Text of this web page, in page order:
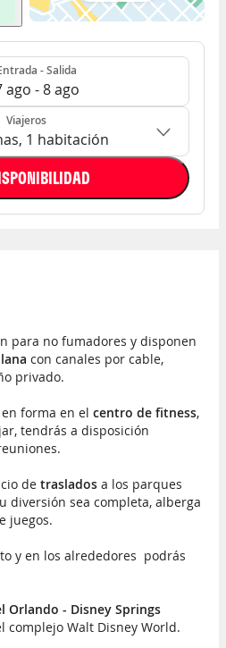
- Salida
ago - 8 ago
1 habitación
Viajeros
1 habitación
para no fumadores y disponen
con canales por cable,
privado.
forma en el centro de fitness,
tendrás a disposición
de traslados a los parques
diversión sea completa, alberga
juegos.
y en los alrededores podrás
Orlando - Disney Springs
complejo Walt Disney World.